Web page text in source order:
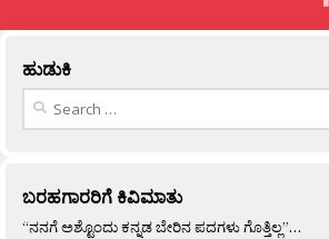
ಹುಡುಕಿ
Search
ಬರಹಗಾರರಿಗೆ ಕಿವಿಮಾತು
“ನನಗೆ ಅಶ್ಟೊಂದು ಕನ್ನಡ ಬೇರಿನ ಪದಗಳು ಗೊತ್ತಿಲ್ಲ”…